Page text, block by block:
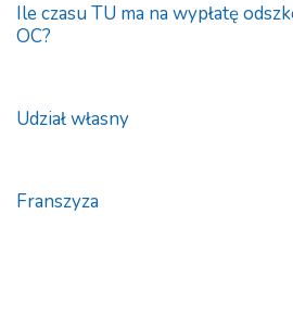
Ile czasu TU ma na wypłatę
OC?
Udział własny
Franszyza